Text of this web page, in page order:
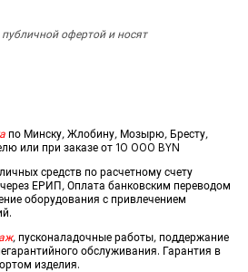
офертой и носят
по Минску, Жлобину, Мозырю, Бресту,
или при заказе от 10 000 BYN
средств по расчетному счету
через ЕРИП, Оплата банковским переводом
оборудования с привлечением
, пусконаладочные работы, поддержание
обслуживания. Гарантия в
изделия.